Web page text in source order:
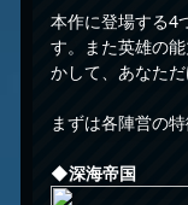
本作に登場する4
す。また英雄の
かして、あなた
まずは各陣営の
◆深海帝国